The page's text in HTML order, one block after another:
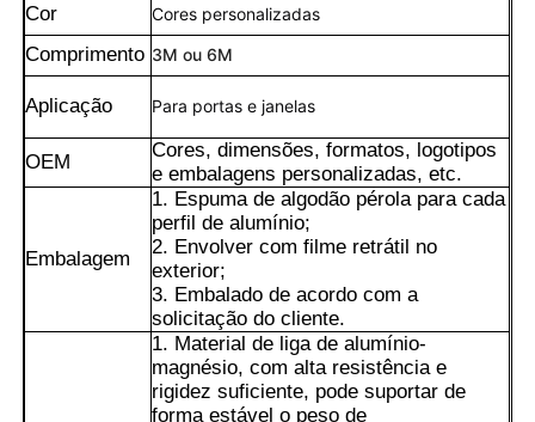
Lar
Cor Cores personalizadas
Comprimento 3M ou 6M
Aplicação Para portas e janelas
OEM
Cores, dimensões, formatos, logotipos
e embalagens personalizadas, etc.
Embalagem
1. Espuma de algodão pérola para cada
perfil de alumínio;
2. Envolver com filme retrátil no
exterior;
3. Embalado de acordo com a
solicitação do cliente.
1. Material de liga de alumínio-
magnésio, com alta resistência e
rigidez suficiente, pode suportar de
forma estável o peso de